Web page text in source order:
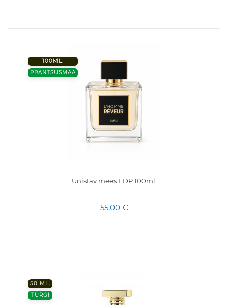
100ML.
PRANTSUSMAA
Unistav mees EDP 100ml.
55,00 €
50 ML.
TÜRGI